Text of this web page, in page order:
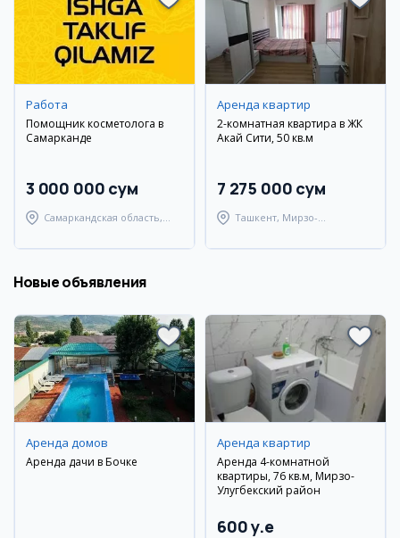
Работа
Помощник косметолога в
Самарканде
3 000 000 сум
Самаркандская область,
Аренда квартир
2-комнатная квартира в ЖК
Акай Сити, 50 кв.м
7 275 000 сум
Ташкент, Мирзо-
Новые объявления
Аренда домов
Аренда дачи в Бочке
Аренда квартир
Аренда 4-комнатной
квартиры, 76 кв.м, Мирзо-
Улугбекский район
600 y.e